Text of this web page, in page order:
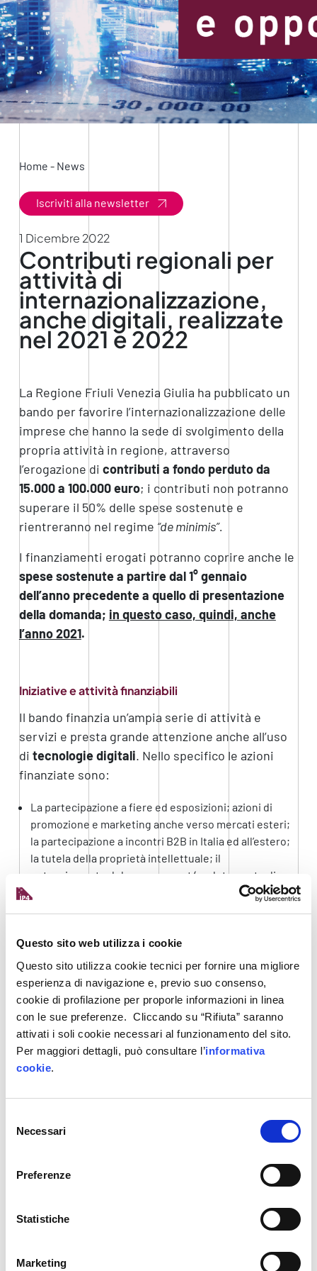
Questo sito web utilizza i cookie
Questo sito utilizza cookie tecnici per fornire una migliore
esperienza di navigazione e, previo suo consenso,
cookie di profilazione per proporle informazioni in linea
con le sue preferenze. Cliccando su “Rifiuta” saranno
attivati i soli cookie necessari al funzionamento del sito.
Per maggiori dettagli, può consultare l’informativa
cookie.
delNecessari
Preferenze
Statistiche
Marketing
Home - News
Iscriviti alla newsletter
1 Dicembre 2022
Contributi regionali per
attività di
internazionalizzazione,
anche digitali, realizzate
nel 2021 e 2022
La Regione Friuli Venezia Giulia ha pubblicato un
bando per favorire l’internazionalizzazione delle
imprese che hanno la sede di svolgimento della
propria attività in regione, attraverso
l’erogazione di contributi a fondo perduto da
15.000 a 100.000 euro; i contributi non potranno
superare il 50% delle spese sostenute e
rientreranno nel regime “de minimis”.
I finanziamenti erogati potranno coprire anche le
spese sostenute a partire dal 1° gennaio
dell’anno precedente a quello di presentazione
della domanda; in questo caso, quindi, anche
l’anno 2021.
Iniziative e attività finanziabili
Il bando finanzia un’ampia serie di attività e
servizi e presta grande attenzione anche all’uso
di tecnologiedigitali. Nello specifico le azioni
finanziate sono:
La partecipazione a fiere ed esposizioni; azioni di
promozione e marketing anche verso mercati esteri;
la partecipazione a incontri B2B in Italia ed all’estero;
la tutela della proprietà intellettuale; il
potenziamento del management (reclutamento di
personale specializzato in export management e di
diretta a nuovi potenziali mercati.
L’utilizzo di piattaforme digitali per la partecipazione a
eventi fieristici, espositivi e promozionali, nonché a
incontri B2B e per lo svolgimento di attività B2C;
l’acquisizione di consulenze e studi per
l’internazionalizzazione digitale; la realizzazione di
attività di promozione e marketing digitale;
l’acquisizione di dotazioni tecnologiche per la
videoconferenza e di interazione digitale con i clienti;
la realizzazione di iniziative di commercio elettronico;
la realizzazione e sviluppo di materiale promozionale
based.
Le domande vanno presentate esclusivamente